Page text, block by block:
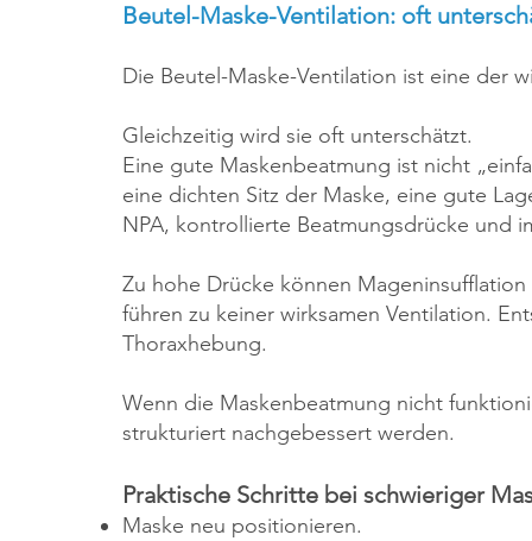
Beutel-Maske-Ventilation: oft
Die Beutel-Maske-Ventilation ist eine der
Gleichzeitig wird sie oft unterschätzt.
Eine gute Maskenbeatmung ist nicht
eine dichten Sitz der Maske, eine gute
NPA, kontrollierte Beatmungsdrücke und
Zu hohe Drücke können
führen zu keiner wirksamen Ventilation.
Thoraxhebung.
Wenn die Maskenbeatmung nicht
strukturiert nachgebessert werden.
Praktische Schritte bei schwieriger
Maske neu positionieren.